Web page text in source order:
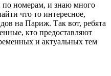
по номерам, и знаю много
что то интересное,
на Париж. Так вот, ребята
кто предоставляют
и актуальных тем